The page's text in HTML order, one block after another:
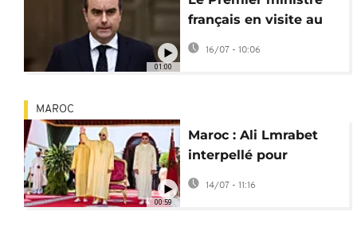
01:00
français en visite au
Maroc
16/07 - 10:06
00:59
MAROC
Maroc : Ali Lmrabet
interpellé pour
"diffusion de fausses
informations"
14/07 - 11:16